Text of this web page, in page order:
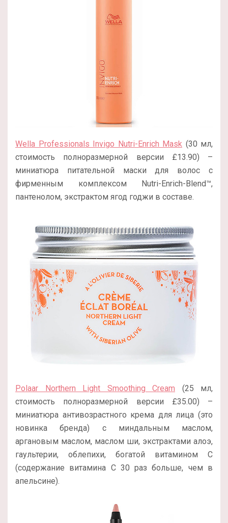
Wella Professionals Invigo Nutri-Enrich Mask (30 мл,
стоимость полноразмерной версии £13.90) –
миниатюра питательной маски для волос с
фирменным комплексом Nutri-Enrich-Blend™,
пантенолом, экстрактом ягод годжи в составе.
Polaar Northern Light Smoothing Cream (25 мл,
стоимость полноразмерной версии £35.00) –
миниатюра антивозрастного крема для лица (это
новинка бренда) с миндальным маслом,
аргановым маслом, маслом ши, экстрактами алоэ,
гаультерии, облепихи, богатой витамином С
(содержание витамина С 30 раз больше, чем в
апельсине).